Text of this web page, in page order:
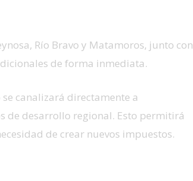
Río Bravo y Matamoros, junto con
de forma inmediata.
canalizará directamente a
de desarrollo regional. Esto permitirá
de crear nuevos impuestos.